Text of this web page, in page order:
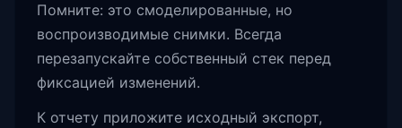
Помните: это смоделированные, но
воспроизводимые снимки. Всегда
перезапускайте собственный стек перед
фиксацией изменений.
К отчету приложите исходный экспорт,